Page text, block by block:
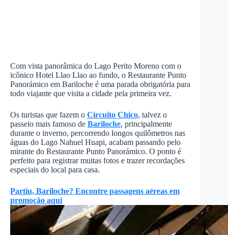
Com vista panorâmica do Lago Perito Moreno com o
icônico Hotel Llao Llao ao fundo, o Restaurante Punto
Panorámico em Bariloche é uma parada obrigatória para
todo viajante que visita a cidade pela primeira vez.
Os turistas que fazem o Circuito Chico, talvez o
passeio mais famoso de Bariloche, principalmente
durante o inverno, percorrendo longos quilômetros nas
águas do Lago Nahuel Huapi, acabam passando pelo
mirante do Restaurante Punto Panorámico. O ponto é
perfeito para registrar muitas fotos e trazer recordações
especiais do local para casa.
Partiu, Bariloche? Encontre passagens aéreas em
promoção aqui